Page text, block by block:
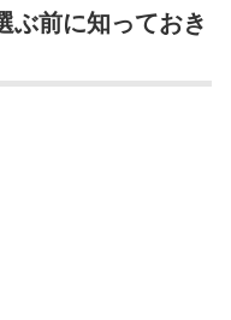
ぶ前に知っておき